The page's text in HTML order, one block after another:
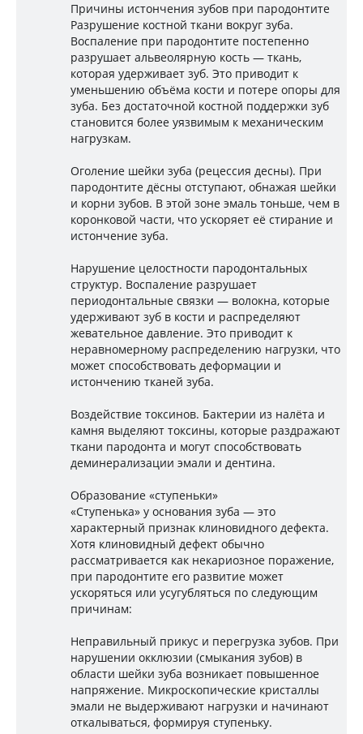
Причины истончения зубов при пародонтите
Разрушение костной ткани вокруг зуба.
Воспаление при пародонтите постепенно
разрушает альвеолярную кость — ткань,
которая удерживает зуб. Это приводит к
уменьшению объёма кости и потере опоры для
зуба. Без достаточной костной поддержки зуб
становится более уязвимым к механическим
нагрузкам.
Оголение шейки зуба (рецессия десны). При
пародонтите дёсны отступают, обнажая шейки
и корни зубов. В этой зоне эмаль тоньше, чем в
коронковой части, что ускоряет её стирание и
истончение зуба.
Нарушение целостности пародонтальных
структур. Воспаление разрушает
периодонтальные связки — волокна, которые
удерживают зуб в кости и распределяют
жевательное давление. Это приводит к
неравномерному распределению нагрузки, что
может способствовать деформации и
истончению тканей зуба.
Воздействие токсинов. Бактерии из налёта и
камня выделяют токсины, которые раздражают
ткани пародонта и могут способствовать
деминерализации эмали и дентина.
Образование «ступеньки»
«Ступенька» у основания зуба — это
характерный признак клиновидного дефекта.
Хотя клиновидный дефект обычно
рассматривается как некариозное поражение,
при пародонтите его развитие может
ускоряться или усугубляться по следующим
причинам:
Неправильный прикус и перегрузка зубов. При
нарушении окклюзии (смыкания зубов) в
области шейки зуба возникает повышенное
напряжение. Микроскопические кристаллы
эмали не выдерживают нагрузки и начинают
откалываться, формируя ступеньку.